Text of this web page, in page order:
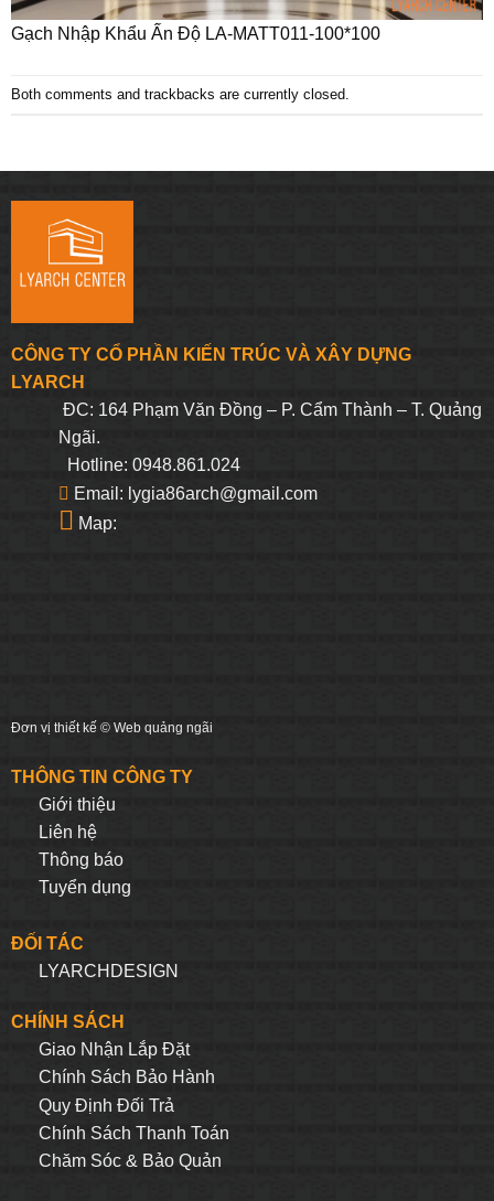
Gạch Nhập Khẩu Ấn Độ LA-MATT011-100*100
Both comments and trackbacks are currently closed.
CÔNG TY CỔ PHẦN KIẾN TRÚC VÀ XÂY DỰNG
LYARCH
ĐC: 164 Phạm Văn Đồng – P. Cẩm Thành – T. Quảng
Ngãi.
Hotline: 0948.861.024
Email: lygia86arch@gmail.com
Map:
Đơn vị thiết kế © Web quảng ngãi
THÔNG TIN CÔNG TY
Giới thiệu
Liên hệ
Thông báo
Tuyển dụng
ĐỐI TÁC
LYARCHDESIGN
CHÍNH SÁCH
Giao Nhận Lắp Đặt
Chính Sách Bảo Hành
Quy Định Đối Trả
Chính Sách Thanh Toán
Chăm Sóc & Bảo Quản